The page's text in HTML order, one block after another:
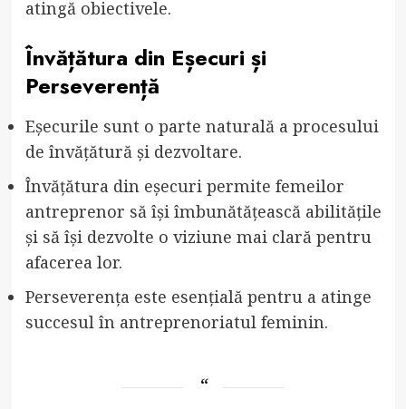
atingă obiectivele.
Învățătura din Eșecuri și
Perseverență
Eșecurile sunt o parte naturală a procesului
de învățătură și dezvoltare.
Învățătura din eșecuri permite femeilor
antreprenor să își îmbunătățească abilitățile
și să își dezvolte o viziune mai clară pentru
afacerea lor.
Perseverența este esențială pentru a atinge
succesul în antreprenoriatul feminin.